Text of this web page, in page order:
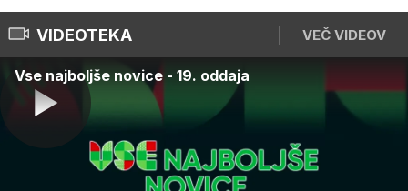
VIDEOTEKA VEČ VIDEOV
Vse najboljše novice - 19. oddaja